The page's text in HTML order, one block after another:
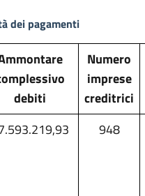
dei pagamenti
debiti
Numero
imprese
creditrici
948